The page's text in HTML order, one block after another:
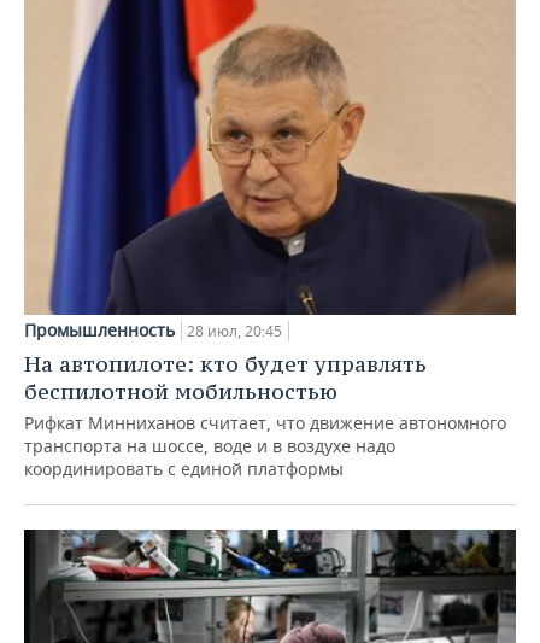
Промышленность 28 июл, 20:45
На автопилоте: кто будет управлять
беспилотной мобильностью
Рифкат Минниханов считает, что движение автономного
транспорта на шоссе, воде и в воздухе надо
координировать с единой платформы